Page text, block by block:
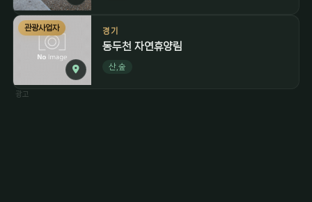
관광사업자 경기
동두천 자연휴양림
산,숲
광고